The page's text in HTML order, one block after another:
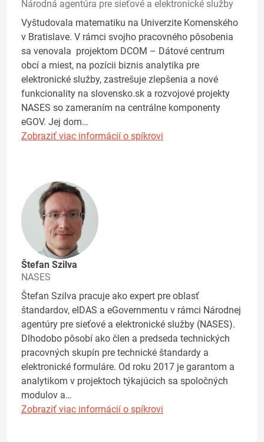
Národná agentúra pre sieťové a elektronické služby
Vyštudovala matematiku na Univerzite Komenského
v Bratislave. V rámci svojho pracovného pôsobenia
sa venovala projektom DCOM – Dátové centrum
obcí a miest, na pozícii biznis analytika pre
elektronické služby, zastrešuje zlepšenia a nové
funkcionality na slovensko.sk a rozvojové projekty
NASES so zameraním na centrálne komponenty
eGOV. Jej dom…
Zobraziť viac informácií o spíkrovi
Štefan Szilva
NASES
Štefan Szilva pracuje ako expert pre oblasť
štandardov, eIDAS a eGovernmentu v rámci Národnej
agentúry pre sieťové a elektronické služby (NASES).
Dlhodobo pôsobí ako člen a predseda technických
pracovných skupín pre technické štandardy a
elektronické formuláre. Od roku 2017 je garantom a
analytikom v projektoch týkajúcich sa spoločných
modulov a…
Zobraziť viac informácií o spíkrovi